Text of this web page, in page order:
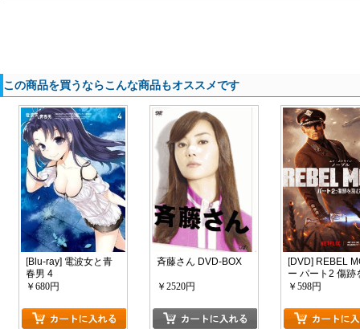
この商品を買うならこんな商品もオススメです
[Blu-ray] 電波女と青
春男 4
￥680円
斉藤さん DVD-BOX
￥2520円
[DVD] REBEL
ー パート2 傷跡
む者
￥598円